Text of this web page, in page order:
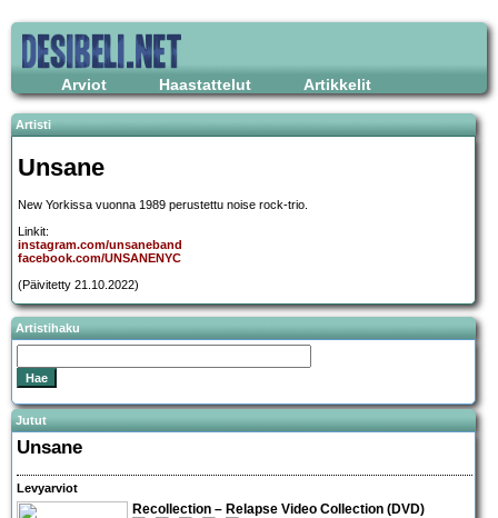
Arviot Haastattelut Artikkelit
Artisti
Unsane
New Yorkissa vuonna 1989 perustettu noise rock-trio.
Linkit:
instagram.com/unsaneband
facebook.com/UNSANENYC
(Päivitetty 21.10.2022)
Artistihaku
Jutut
Unsane
Levyarviot
Recollection – Relapse Video Collection (DVD)